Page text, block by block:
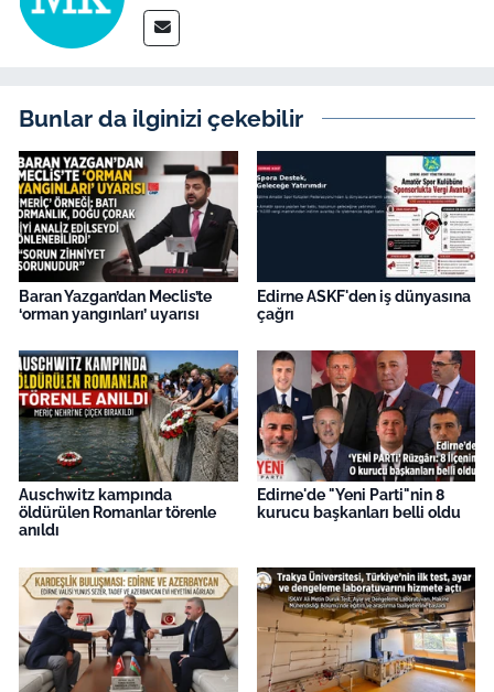
Bunlar da ilginizi çekebilir
Baran Yazgan’dan Meclis’te
‘orman yangınları’ uyarısı
Edirne ASKF'den iş dünyasına
çağrı
Auschwitz kampında
öldürülen Romanlar törenle
anıldı
Edirne'de "Yeni Parti"nin 8
kurucu başkanları belli oldu